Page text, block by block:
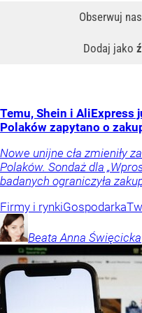
Obserwuj nas
Dodaj jako
Temu, Shein i AliExpress
Polaków zapytano o
Nowe unijne cła zmieniły
Polaków. Sondaż dla
badanych ograniczyła
Firmy i rynkiGospodarka
Beata Anna Święcicka